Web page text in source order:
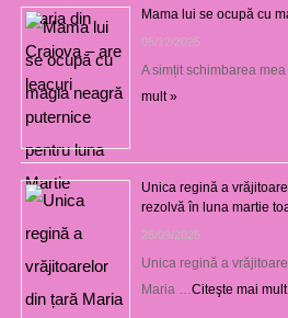
Mama lui se ocupă cu
05/12/2025
A simțit schimbarea
mult »
Unica regină a
rezolvă în luna martie
25/09/2025
Unica regină a
Maria … Citeşte mai